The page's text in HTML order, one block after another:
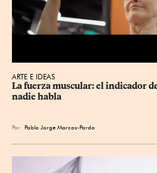
ARTE E IDEAS
La fuerza muscular: el indicador
nadie habla
Por Pablo Jorge Marcos-Pardo